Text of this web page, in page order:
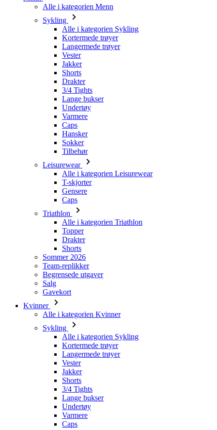
Langermede trøyer
Vester
Jakker
Shorts
Drakter
3/4 Tights
Lange bukser
Undertøy
Varmere
Caps
Hansker
Sokker
Tilbehør
Leisurewear
Alle i kategorien Leisurewear
T-skjorter
Gensere
Triathlon
Alle i kategorien Triathlon
Topper
Drakter
Shorts
Sommer 2026
Team-replikker
Begrensede utgaver
Salg
Gavekort
Kvinner
Alle i kategorien Kvinner
Sykling
Alle i kategorien Sykling
Langermede trøyer
Vester
Jakker
Shorts
3/4 Tights
Lange bukser
Undertøy
Varmere
Caps
Hansker
Sokker
Tilbehør
Leisurewear